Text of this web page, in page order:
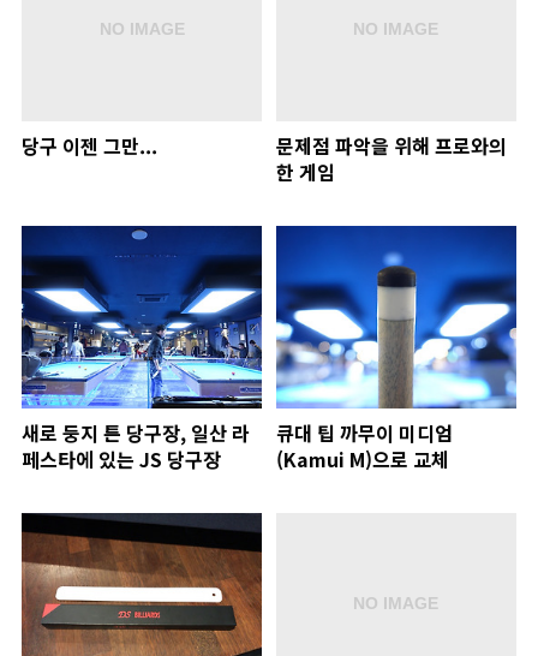
당구 이젠 그만...
문제점 파악을 위해 프로와의
한 게임
새로 둥지 튼 당구장, 일산 라
페스타에 있는 JS 당구장
큐대 팁 까무이 미디엄
(Kamui M)으로 교체